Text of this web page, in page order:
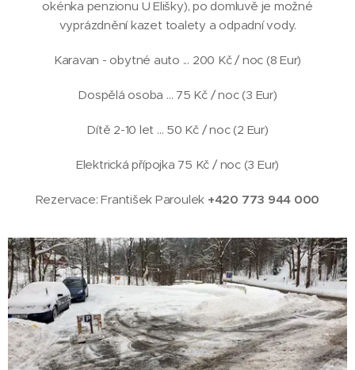
okénka penzionu U Elišky), po domluvě je možné
vyprázdnění kazet toalety a odpadní vody.
Karavan - obytné auto ... 200 Kč / noc (8 Eur)
Dospělá osoba ... 75 Kč / noc (3 Eur)
Dítě 2-10 let ... 50 Kč / noc (2 Eur)
Elektrická přípojka 75 Kč / noc (3 Eur)
Rezervace: František Paroulek +420 773 944 000